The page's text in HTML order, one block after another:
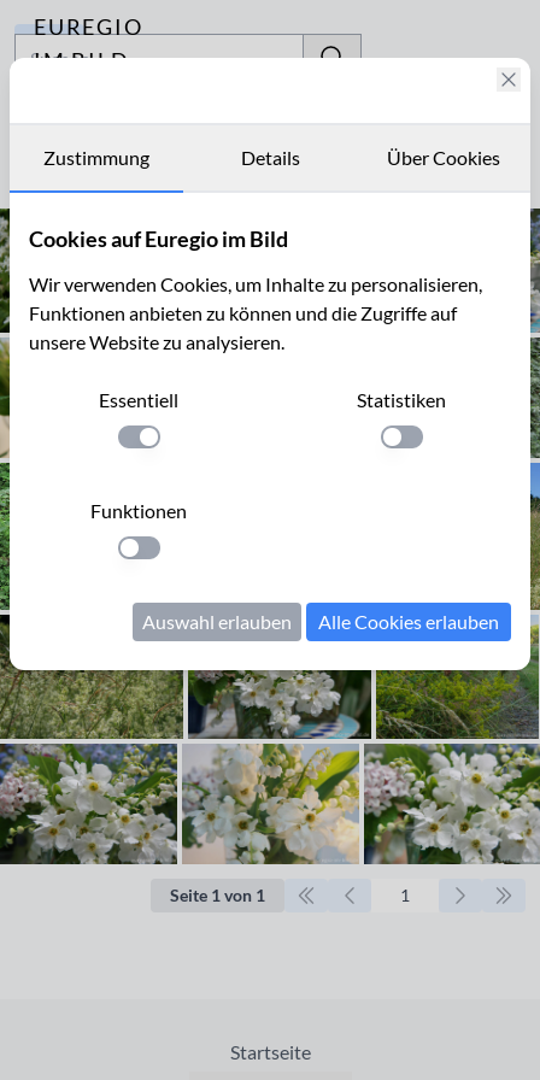
EUREGIO
IM BILD
Archiv
Kontakt
Archiv
Seite 1 von 1
Startseite
Zustimmung Details Über Cookies
Cookies auf Euregio im Bild
Wir verwenden Cookies, um Inhalte zu personalisieren,
Funktionen anbieten zu können und die Zugriffe auf
unsere Website zu analysieren.
Essentiell
Einstellung anwenden
Statistiken
Einstellung
Funktionen
Einstellung anwenden
Auswahl erlauben Alle Cookies erlauben